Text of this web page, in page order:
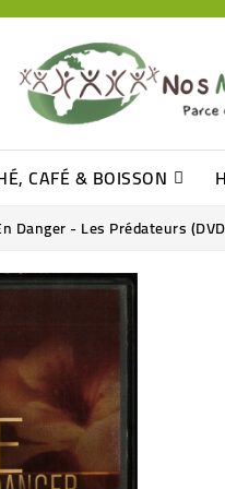
CAFÉ & BOISSON
Danger - Les Prédateurs